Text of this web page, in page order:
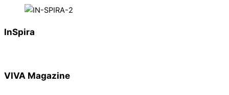
InSpira
VIVA Magazine